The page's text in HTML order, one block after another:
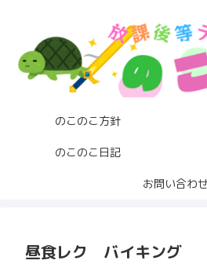
のこのこ方針
のこのこ日記
お問い合わせ
昼食レク バイキング